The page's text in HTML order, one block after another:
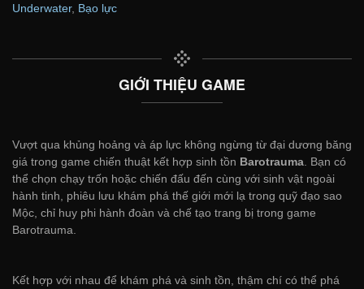
Underwater, Bạo lực
GIỚI THIỆU GAME
Vượt qua khủng hoảng và áp lực không ngừng từ đại dương băng
giá trong game chiến thuật kết hợp sinh tồn Barotrauma . Bạn có
thể chọn chạy trốn hoặc chiến đấu đến cùng với sinh vật ngoài
hành tinh, phiêu lưu khám phá thế giới mới lạ trong quỹ đạo sao
Mộc, chỉ huy phi hành đoàn và chế tạo trang bị trong game
Barotrauma.
Kết hợp với nhau để khám phá và sinh tồn, thậm chí có thể phá